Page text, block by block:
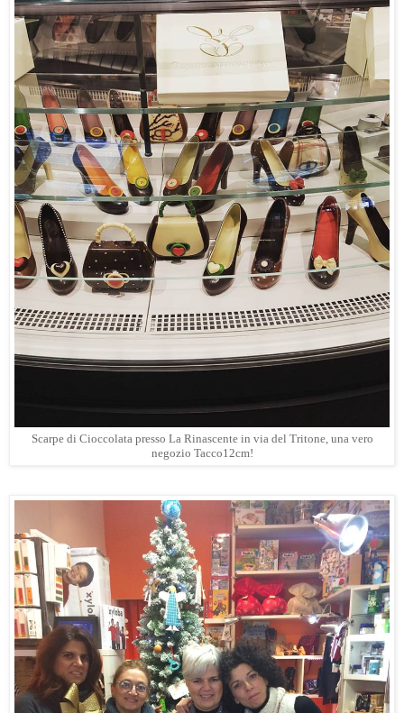
Scarpe di Cioccolata presso La Rinascente in via del Tritone, una vero
negozio Tacco12cm!